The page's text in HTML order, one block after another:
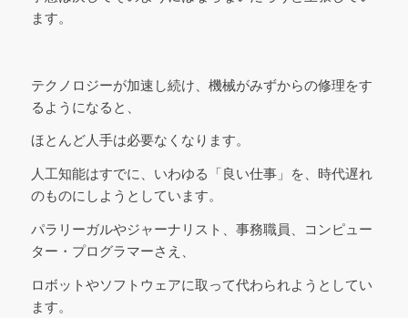
ます。
テクノロジーが加速し続け、機械がみずからの修理をす
るようになると、
ほとんど人手は必要なくなります。
人工知能はすでに、いわゆる「良い仕事」を、時代遅れ
のものにしようとしています。
パラリーガルやジャーナリスト、事務職員、コンピュー
ター・プログラマーさえ、
ロボットやソフトウェアに取って代わられようとしてい
ます。